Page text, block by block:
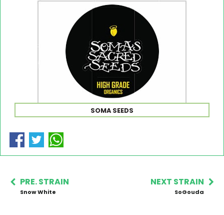
SOMA SEEDS
PRE. STRAIN
Snow White
NEXT STRAIN
SoGouda